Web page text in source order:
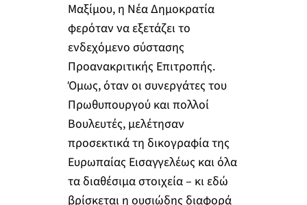
Μαξίμου, η Νέα Δημοκρατία
φερόταν να εξετάζει το
ενδεχόμενο σύστασης
Προανακριτικής Επιτροπής.
Όμως, όταν οι συνεργάτες του
Πρωθυπουργού και πολλοί
Βουλευτές, μελέτησαν
προσεκτικά τη δικογραφία της
Ευρωπαίας Εισαγγελέως και όλα
τα διαθέσιμα στοιχεία – κι εδώ
βρίσκεται η ουσιώδης διαφορά